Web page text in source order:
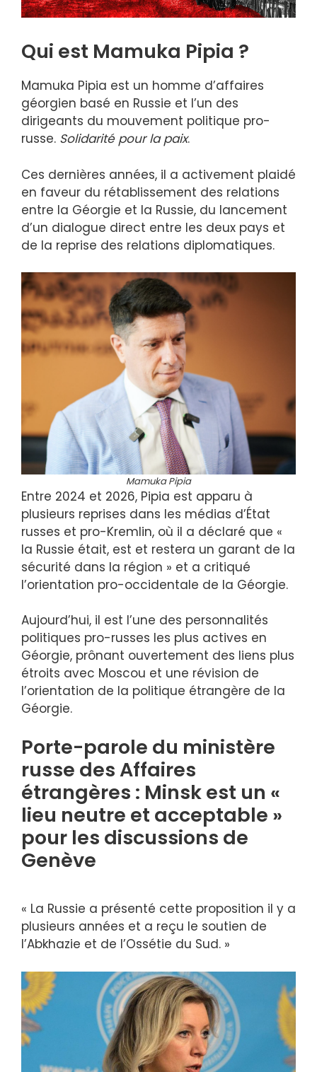
Qui est Mamuka Pipia ?
Mamuka Pipia est un homme d’affaires
géorgien basé en Russie et l’un des
dirigeants du mouvement politique pro-
russe. Solidarité pour la paix.
Ces dernières années, il a activement plaidé
en faveur du rétablissement des relations
entre la Géorgie et la Russie, du lancement
d’un dialogue direct entre les deux pays et
de la reprise des relations diplomatiques.
Mamuka Pipia
Entre 2024 et 2026, Pipia est apparu à
plusieurs reprises dans les médias d’État
russes et pro-Kremlin, où il a déclaré que «
la Russie était, est et restera un garant de la
sécurité dans la région » et a critiqué
l’orientation pro-occidentale de la Géorgie.
Aujourd’hui, il est l’une des personnalités
politiques pro-russes les plus actives en
Géorgie, prônant ouvertement des liens plus
étroits avec Moscou et une révision de
l’orientation de la politique étrangère de la
Géorgie.
Porte-parole du ministère
russe des Affaires
étrangères : Minsk est un «
lieu neutre et acceptable »
pour les discussions de
Genève
« La Russie a présenté cette proposition il y a
plusieurs années et a reçu le soutien de
l’Abkhazie et de l’Ossétie du Sud. »